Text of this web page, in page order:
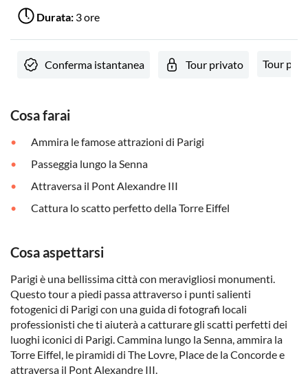
Durata: 3 ore
Conferma istantanea Tour privato Tour
Cosa farai
Ammira le famose attrazioni di Parigi
Passeggia lungo la Senna
Attraversa il Pont Alexandre III
Cattura lo scatto perfetto della Torre Eiffel
Cosa aspettarsi
Parigi è una bellissima città con meravigliosi monumenti.
Questo tour a piedi passa attraverso i punti salienti
fotogenici di Parigi con una guida di fotografi locali
professionisti che ti aiuterà a catturare gli scatti perfetti dei
luoghi iconici di Parigi. Cammina lungo la Senna, ammira la
Torre Eiffel, le piramidi di The Lovre, Place de la Concorde e
attraversa il Pont Alexandre III.